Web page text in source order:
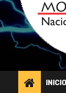
INICIO